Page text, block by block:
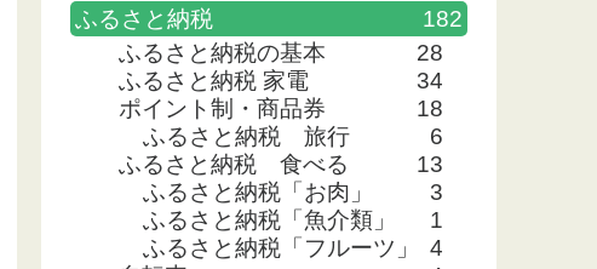
ふるさと納税
182
ふるさと納税の基本
28
ふるさと納税 家電
34
ポイント制・商品券
18
ふるさと納税 旅行
6
ふるさと納税 食べる
13
ふるさと納税「お肉」
3
ふるさと納税「魚介類」
1
ふるさと納税「フルーツ」
4